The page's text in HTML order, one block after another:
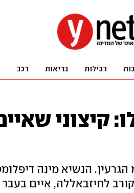
רכילות בריאות רכב
קיצוני
הנשיא מינה
לחיזבאללה, איים בעבר